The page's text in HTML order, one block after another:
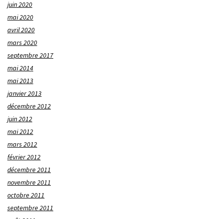
juin 2020
mai 2020
avril 2020
mars 2020
septembre 2017
mai 2014
mai 2013
janvier 2013
décembre 2012
juin 2012
mai 2012
mars 2012
février 2012
décembre 2011
novembre 2011
octobre 2011
septembre 2011